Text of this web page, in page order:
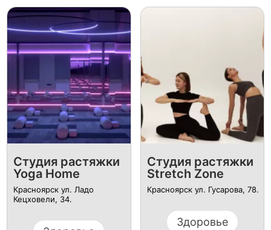
Студия растяжки
Yoga Home
Красноярск ул. Ладо
Кецховели, 34.
Студия растяжки
Stretch Zone
Красноярск ул. Гусарова, 78.
Здоровье